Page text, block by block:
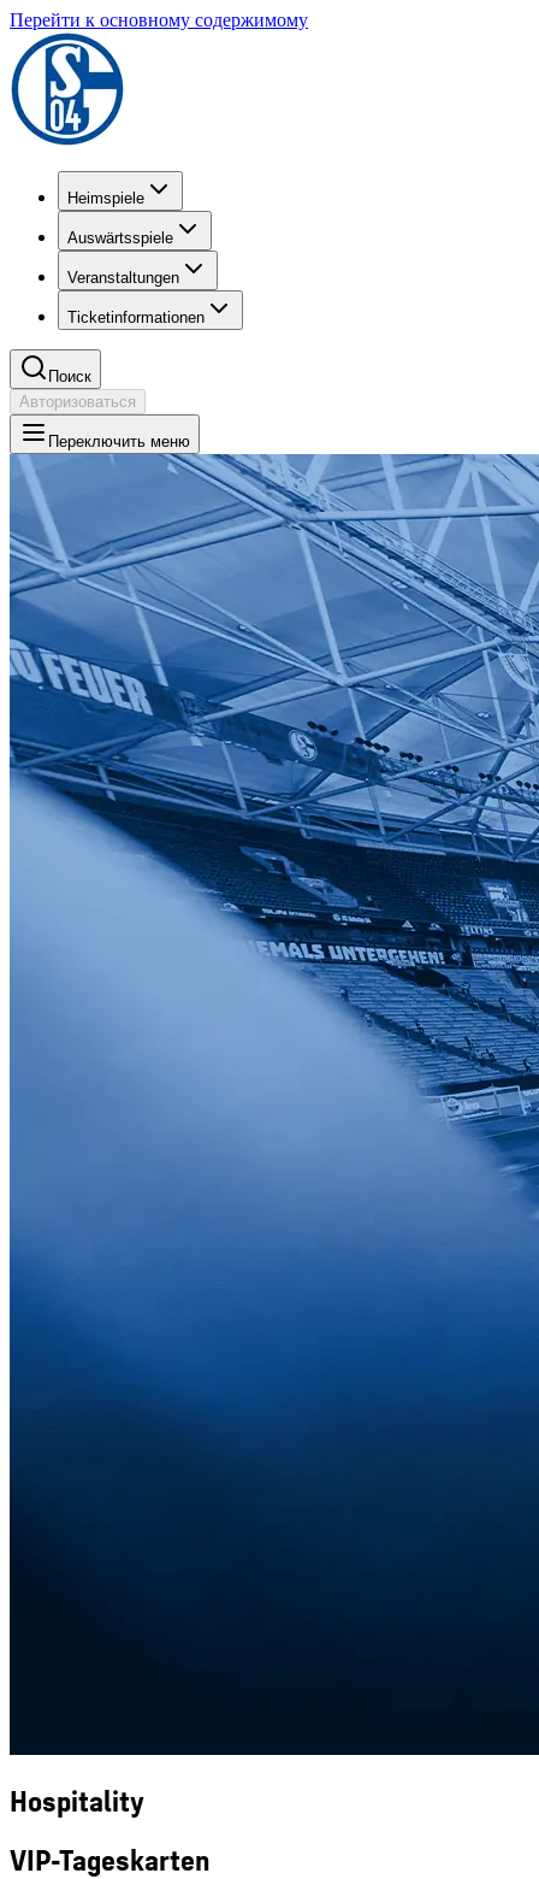
Перейти к основному содержимому
Heimspiele
Auswärtsspiele
Veranstaltungen
Ticketinformationen
Поиск
Авторизоваться
Переключить меню
Hospitality
VIP-Tageskarten